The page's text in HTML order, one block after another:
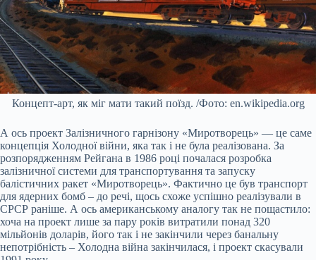
Концепт-арт, як міг мати такий поїзд. /Фото: en.wikipedia.org
А ось проект Залізничного гарнізону «Миротворець» — це саме
концепція Холодної війни, яка так і не була реалізована. За
розпорядженням Рейгана в 1986 році почалася розробка
залізничної системи для транспортування та запуску
балістичних ракет «Миротворець». Фактично це був транспорт
для ядерних бомб – до речі, щось схоже успішно реалізували в
СРСР раніше. А ось американському аналогу так не пощастило:
хоча на проект лише за пару років витратили понад 320
мільйонів доларів, його так і не закінчили через банальну
непотрібність – Холодна війна закінчилася, і проект скасували